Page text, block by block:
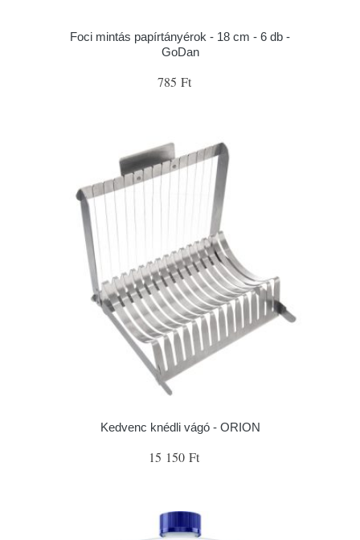
Foci mintás papírtányérok - 18 cm - 6 db -
GoDan
785 Ft
Kedvenc knédli vágó - ORION
15 150 Ft